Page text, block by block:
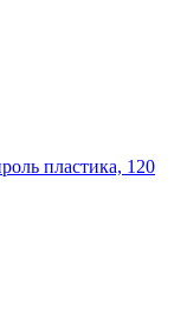
пластика, 120